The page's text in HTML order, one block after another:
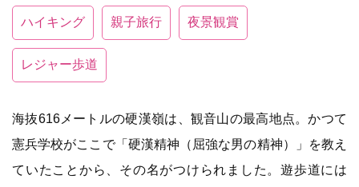
ハイキング 親子旅行 夜景観賞
レジャー歩道
海抜616メートルの硬漢嶺は、観音山の最高地点。かつて
憲兵学校がここで「硬漢精神（屈強な男の精神）」を教え
ていたことから、その名がつけられました。遊歩道には